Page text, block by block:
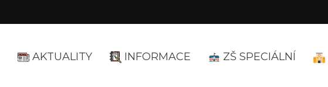
AKTUALITY INFORMACE ZŠ SPECIÁLNÍ